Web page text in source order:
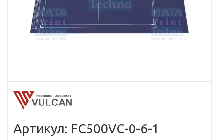
Артикул: FC500VC-0-6-1